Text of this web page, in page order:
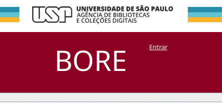
BORE
Filtrar por:
Assunto
DSpace/Manakin + CoriscoEntrar